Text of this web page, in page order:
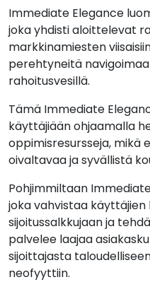
Immediate Elegance
joka yhdisti aloittelevat
markkinamiesten
perehtyneitä
rahoitusvesillä.
Tämä Immediate
käyttäjiään ohjaamalla
oppimisresursseja, mikä
oivaltavaa ja syvällistä
Pohjimmiltaan
joka vahvistaa
sijoitussalkkujaan ja
palvelee laajaa
sijoittajasta
neofyyttiin.